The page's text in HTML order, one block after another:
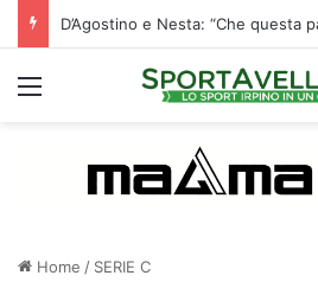
Menu
Home / SERIE C